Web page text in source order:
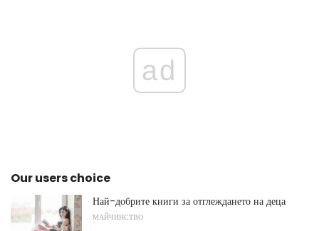
ad
Our users choice
Най-добрите книги за отглеждането на деца
МАЙЧИНСТВО